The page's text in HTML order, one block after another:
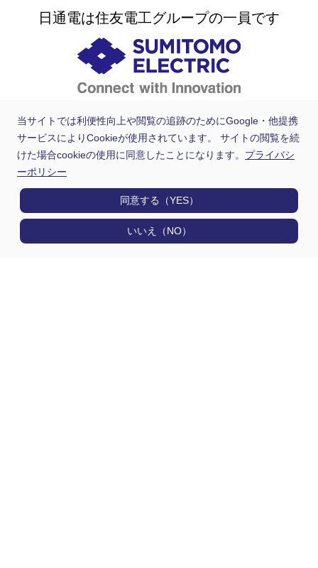
当サイトでは利便性向上や閲覧の追跡のためにGoogle・他提携
サービスによりCookieが使用されています。 サイトの閲覧を続
けた場合cookieの使用に同意したことになります。 プライバシ
ーポリシー
いいえ（NO）
同意する（YES）
日通電は住友電工グループの一員です